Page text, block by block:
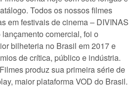
Todos os nossos filmes
em festivais de cinema – DIVINAS
comercial, foi o
bilheteria no Brasil em 2017 e
de crítica, público e indústria.
produz sua primeira série de
maior plataforma VOD do Brasil.